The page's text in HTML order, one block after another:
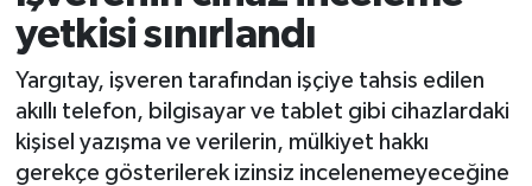
yetkisi sınırlandı
Yargıtay, işveren tarafından işçiye tahsis edilen
akıllı telefon, bilgisayar ve tablet gibi cihazlardaki
kişisel yazışma ve verilerin, mülkiyet hakkı
gerekçe gösterilerek izinsiz incelenemeyeceğine
Kpss - Sınav